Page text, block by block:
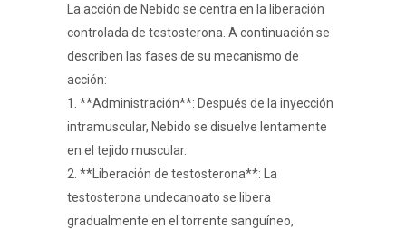
La acción de Nebido se centra en la liberación
controlada de testosterona. A continuación se
describen las fases de su mecanismo de
acción:
1. **Administración**: Después de la inyección
intramuscular, Nebido se disuelve lentamente
en el tejido muscular.
2. **Liberación de testosterona**: La
testosterona undecanoato se libera
gradualmente en el torrente sanguíneo,